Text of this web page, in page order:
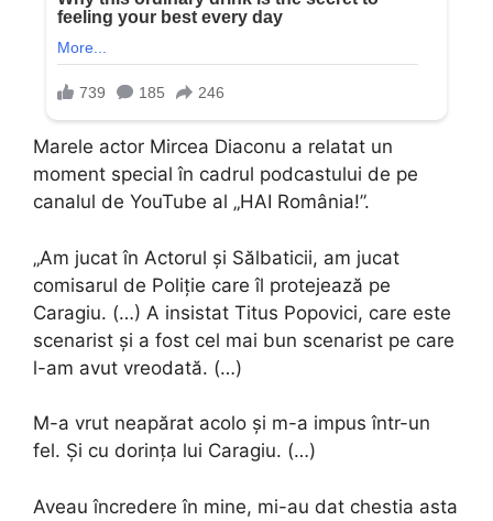
Marele actor Mircea Diaconu a relatat un
moment special în cadrul podcastului de pe
canalul de YouTube al „HAI România!”.
„Am jucat în Actorul și Sălbaticii, am jucat
comisarul de Poliție care îl protejează pe
Caragiu. (…) A insistat Titus Popovici, care este
scenarist și a fost cel mai bun scenarist pe care
l-am avut vreodată. (…)
M-a vrut neapărat acolo și m-a impus într-un
fel. Și cu dorința lui Caragiu. (…)
Aveau încredere în mine, mi-au dat chestia asta